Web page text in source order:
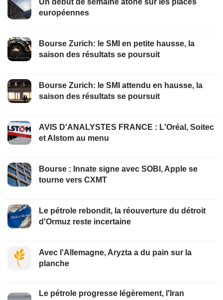
européennes
Bourse Zurich: le SMI en petite hausse, la
saison des résultats se poursuit
Bourse Zurich: le SMI attendu en hausse, la
saison des résultats se poursuit
AVIS D'ANALYSTES FRANCE : L'Oréal, Soitec
et Alstom au menu
Bourse : Innate signe avec SOBI, Apple se
tourne vers CXMT
Le pétrole rebondit, la réouverture du détroit
d'Ormuz reste incertaine
Avec l'Allemagne, Aryzta a du pain sur la
planche
Le pétrole progresse légèrement, l'Iran